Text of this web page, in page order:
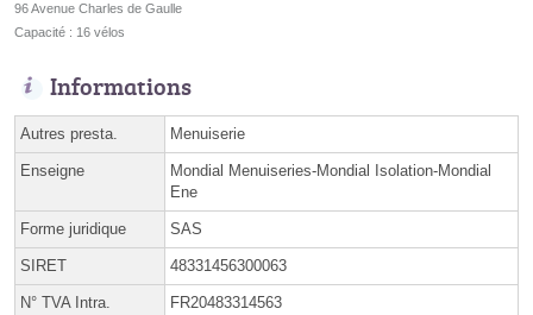
96 Avenue Charles de Gaulle
Capacité : 16 vélos
Informations
Autres presta. Menuiserie
Enseigne
Mondial Menuiseries-Mondial Isolation-Mondial
Ene
Forme juridique SAS
SIRET 48331456300063
N° TVA Intra. FR20483314563